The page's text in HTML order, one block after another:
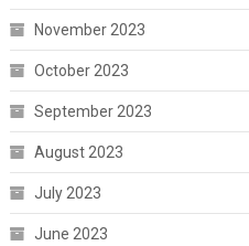
November 2023
October 2023
September 2023
August 2023
July 2023
June 2023